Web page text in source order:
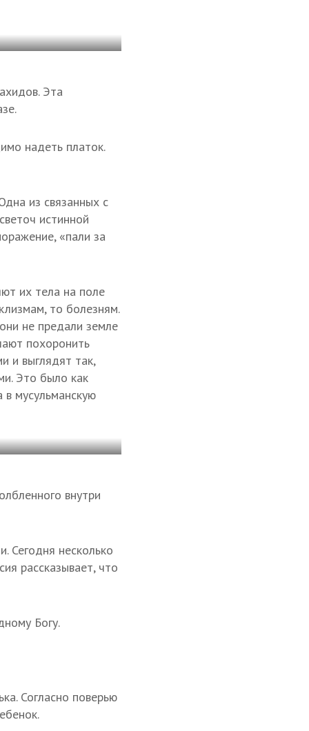
Эта
надеть платок.
из связанных с
истинной
«пали за
их тела на поле
то болезням.
не предали земле
похоронить
и выглядят так,
Это было как
мусульманскую
внутри
Сегодня несколько
рассказывает, что
Богу.
Согласно поверью